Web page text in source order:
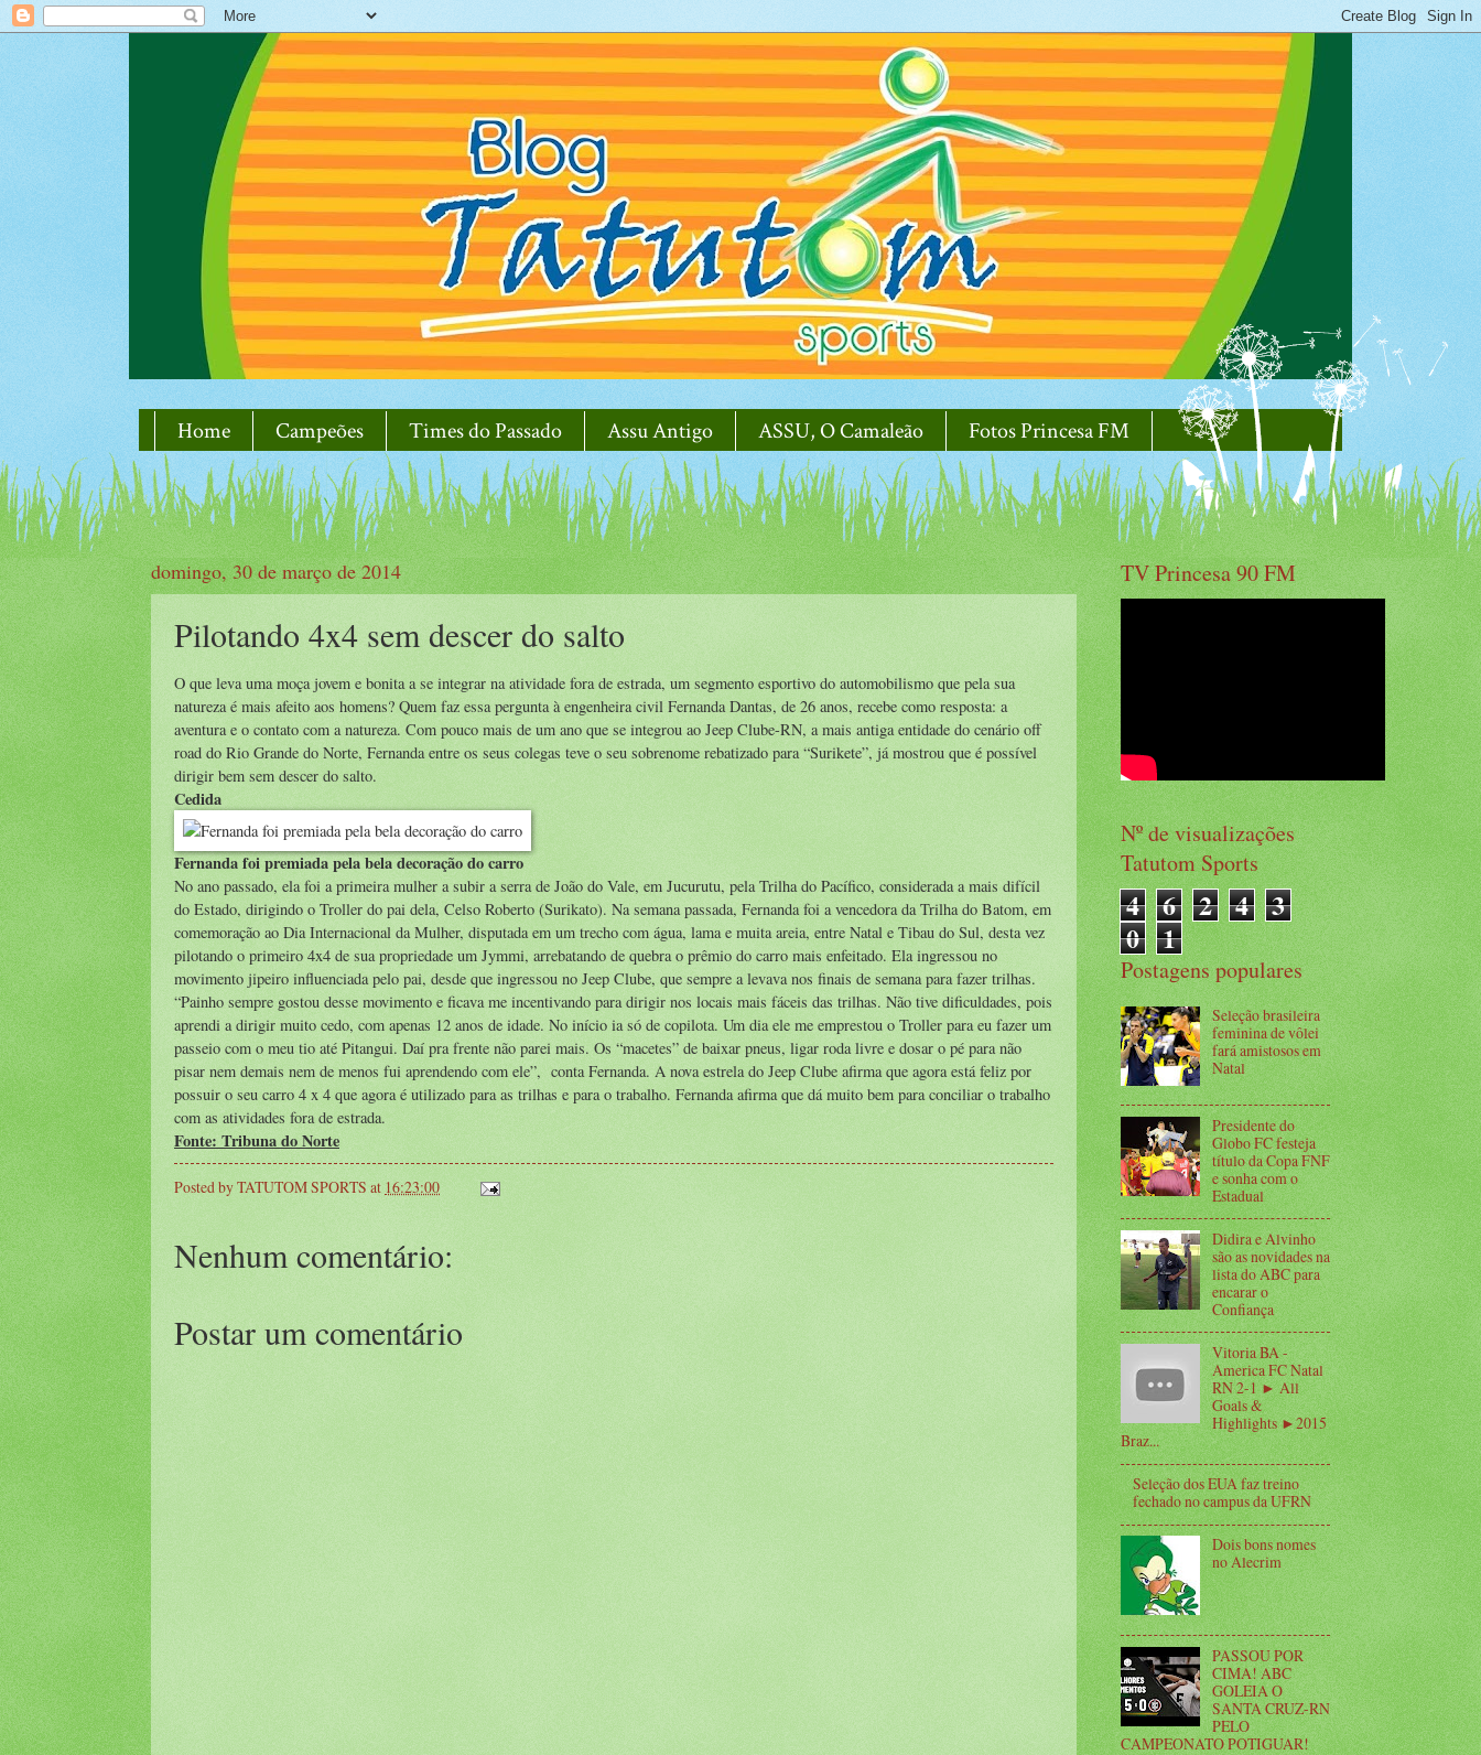
Home Campeões Times do Passado Assu Antigo ASSU, O Camaleão Fotos Princesa FM
domingo, 30 de março de 2014
Pilotando 4x4 sem descer do salto
O que leva uma moça jovem e bonita a se integrar na atividade fora de estrada, um segmento esportivo do automobilismo que pela sua
natureza é mais afeito aos homens? Quem faz essa pergunta à engenheira civil Fernanda Dantas, de 26 anos, recebe como resposta: a
aventura e o contato com a natureza. Com pouco mais de um ano que se integrou ao Jeep Clube-RN, a mais antiga entidade do cenário off
road do Rio Grande do Norte, Fernanda entre os seus colegas teve o seu sobrenome rebatizado para “Surikete”, já mostrou que é possível
dirigir bem sem descer do salto.
Cedida
Fernanda foi premiada pela bela decoração do carro
No ano passado, ela foi a primeira mulher a subir a serra de João do Vale, em Jucurutu, pela Trilha do Pacífico, considerada a mais difícil
do Estado, dirigindo o Troller do pai dela, Celso Roberto (Surikato). Na semana passada, Fernanda foi a vencedora da Trilha do Batom, em
comemoração ao Dia Internacional da Mulher, disputada em um trecho com água, lama e muita areia, entre Natal e Tibau do Sul, desta vez
pilotando o primeiro 4x4 de sua propriedade um Jymmi, arrebatando de quebra o prêmio do carro mais enfeitado. Ela ingressou no
movimento jipeiro influenciada pelo pai, desde que ingressou no Jeep Clube, que sempre a levava nos finais de semana para fazer trilhas.
“Painho sempre gostou desse movimento e ficava me incentivando para dirigir nos locais mais fáceis das trilhas. Não tive dificuldades, pois
aprendi a dirigir muito cedo, com apenas 12 anos de idade. No início ia só de copilota. Um dia ele me emprestou o Troller para eu fazer um
passeio com o meu tio até Pitangui. Daí pra frente não parei mais. Os “macetes” de baixar pneus, ligar roda livre e dosar o pé para não
pisar nem demais nem de menos fui aprendendo com ele”, conta Fernanda. A nova estrela do Jeep Clube afirma que agora está feliz por
possuir o seu carro 4 x 4 que agora é utilizado para as trilhas e para o trabalho. Fernanda afirma que dá muito bem para conciliar o trabalho
com as atividades fora de estrada.
Fonte: Tribuna do Norte
Posted byTATUTOM SPORTS at 16:23:00
Nenhum comentário:
Postar um comentário
TV Princesa 90 FM
Nº de visualizações
Tatutom Sports
4 6 2 4 3
0 1
Postagens populares
Seleção brasileira
feminina de vôlei
fará amistosos em
Natal
Presidente do
Globo FC festeja
título da Copa FNF
e sonha com o
Estadual
Didira e Alvinho
são as novidades na
lista do ABC para
encarar o
Confiança
Vitoria BA -
America FC Natal
RN 2-1 ► All
Goals &
Highlights ►2015
Braz...
Seleção dos EUA faz treino
fechado no campus da UFRN
Dois bons nomes
no Alecrim
PASSOU POR
CIMA! ABC
GOLEIA O
SANTA CRUZ-RN
PELO
CAMPEONATO POTIGUAR!